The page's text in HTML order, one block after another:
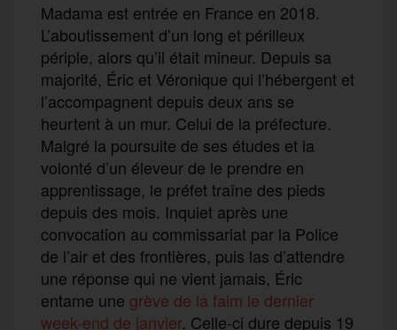
Madama est entrée en France en 2018.
L’aboutissement d’un long et périlleux
périple, alors qu’il était mineur. Depuis sa
majorité, Éric et Véronique qui l’hébergent et
l’accompagnent depuis deux ans se
heurtent à un mur. Celui de la préfecture.
Malgré la poursuite de ses études et la
volonté d’un éleveur de le prendre en
apprentissage, le préfet traîne des pieds
depuis des mois. Inquiet après une
convocation au commissariat par la Police
de l’air et des frontières, puis las d’attendre
une réponse qui ne vient jamais, Éric
entame une grève de la faim le dernier
week-end de janvier. Celle-ci dure depuis 19